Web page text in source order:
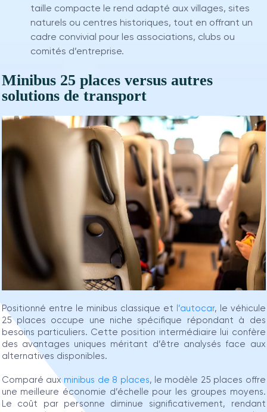
taille compacte le rend adapté aux villages, sites
naturels ou centres historiques, tout en offrant un
cadre convivial pour les associations, clubs ou
comités d’entreprise.
Minibus 25 places versus autres
solutions de transport
Positionné entre le minibus classique et l’autocar, le véhicule
25 places occupe une niche spécifique répondant à des
besoins particuliers. Cette position intermédiaire lui confère
des avantages uniques méritant d’être analysés face aux
alternatives disponibles.
Comparé auxminibus de 8 places, le modèle 25 places offre
une meilleure économie d’échelle pour les groupes moyens.
Le coût par personne diminue significativement, rendant